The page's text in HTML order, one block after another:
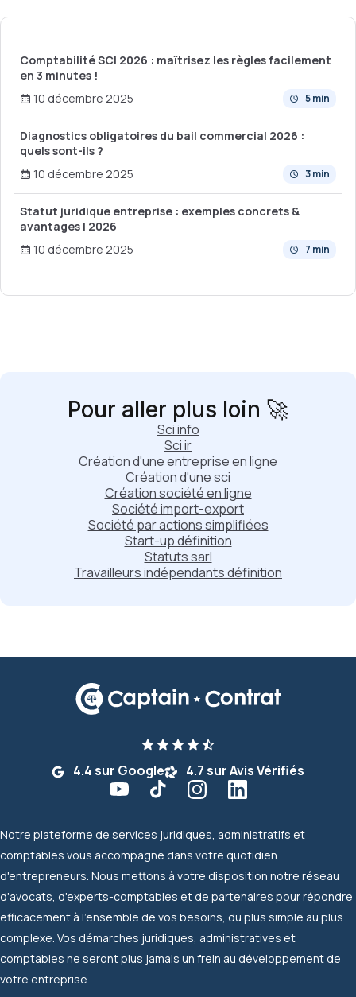
Comptabilité SCI 2026 : maîtrisez les règles facilement
en 3 minutes !
5 min
10 décembre 2025
Diagnostics obligatoires du bail commercial 2026 :
quels sont-ils ?
3 min
10 décembre 2025
Statut juridique entreprise : exemples concrets &
avantages | 2026
7 min
10 décembre 2025
Pour aller plus loin 🚀
Sci info
Sci ir
Création d'une entreprise en ligne
Création d'une sci
Création société en ligne
Société import-export
Société par actions simplifiées
Start-up définition
Statuts sarl
Travailleurs indépendants définition
4.4 sur Google 4.7 sur Avis Vérifiés
Notre plateforme de services juridiques, administratifs et
comptables vous accompagne dans votre quotidien
d'entrepreneurs. Nous mettons à votre disposition notre réseau
d'avocats, d'experts-comptables et de partenaires pour répondre
efficacement à l'ensemble de vos besoins, du plus simple au plus
complexe. Vos démarches juridiques, administratives et
comptables ne seront plus jamais un frein au développement de
votre entreprise.